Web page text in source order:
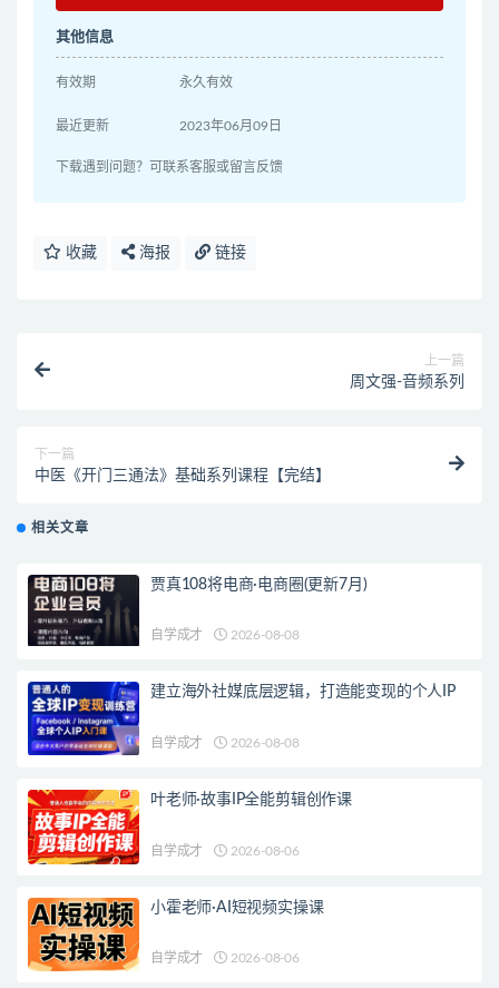
其他信息
有效期 永久有效
最近更新 2023年06月09日
下载遇到问题？可联系客服或留言反馈
收藏 海报 链接
上一篇
周文强-音频系列
下一篇
中医《开门三通法》基础系列课程【完结】
相关文章
贾真108将电商·电商圈(更新7月)
自学成才 2026-08-08
建立海外社媒底层逻辑，打造能变现的个人IP
自学成才 2026-08-08
叶老师·故事IP全能剪辑创作课
自学成才 2026-08-06
小霍老师·AI短视频实操课
自学成才 2026-08-06